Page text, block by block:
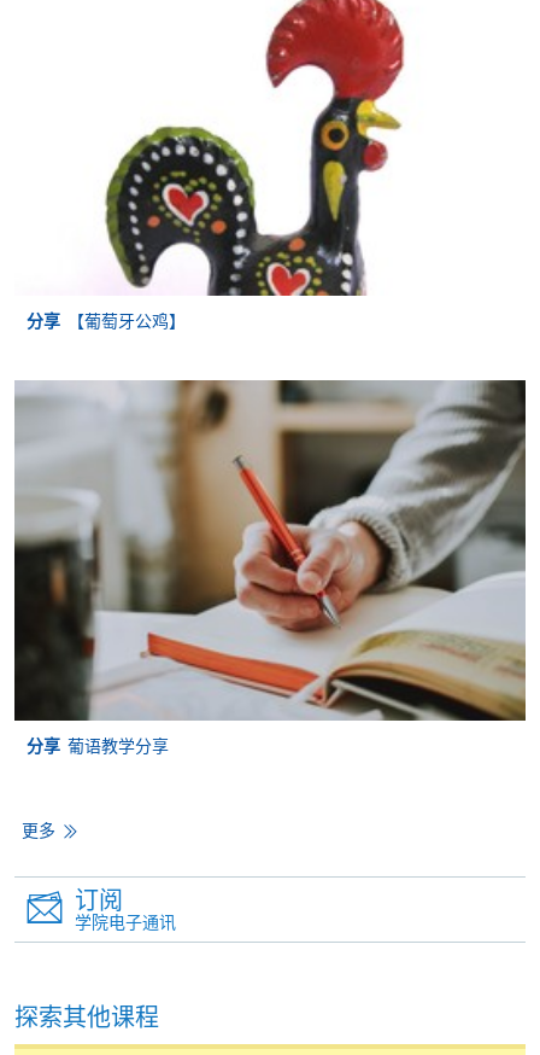
亲临学院各报名中心递交划线支票、报名表格及有关
或可将上述文件一并寄交各报名中心，信封上请注明
「报读课程」，惟学院对邮递失误而遗失的支票及个
人资料概不负责。
3. VISA / Mastercard
申请人可亲临学院任何一所报名中心，以 VISA 或
Mastercard（包括「香港大学专业进修学院
享有十个月免息分期付款优惠，惟课程申请人必须为
信用卡持有人。详情请向学院报名中心职员查询。
4. 网上缴费服务
大部份公开招生的课程（以先到先得形式报名）及个
别学历颁授课程提供网上报名/注册服务，申请人可在
网上使用「缴费灵」（不适用於手机）、VISA或
Mastercard缴付有关课程的报名费或学费。除上述支
付方式之外，如就读学历颁授课程设有网上服务，学
员亦可以微信支付（Online WeChat Pay）、支付宝
（Online Alipay）或转数快（FPS）缴付学费，详情请
参阅报名办法 -
如报读课程将在五个工作天内开课，为免邮递延误报
名程序，建议申请人亲身到学院报名中心报名，并避
免使用支票付款。
除由学院裁定的特殊情况（例如课程因报名人数不足
分享 【葡萄牙公鸡】
分享 葡语教学分享
更多
订阅
学院电子通讯
探索其他课程